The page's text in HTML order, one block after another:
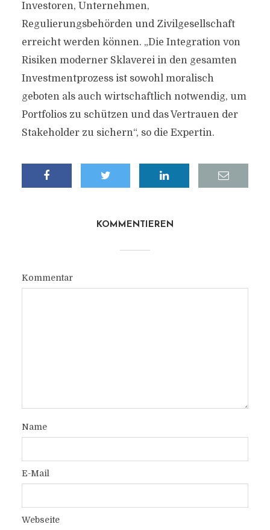
Investoren, Unternehmen,
Regulierungsbehörden und Zivilgesellschaft
erreicht werden können. „Die Integration von
Risiken moderner Sklaverei in den gesamten
Investmentprozess ist sowohl moralisch
geboten als auch wirtschaftlich notwendig, um
Portfolios zu schützen und das Vertrauen der
Stakeholder zu sichern“, so die Expertin.
KOMMENTIEREN
Kommentar
Name
E-Mail
Webseite